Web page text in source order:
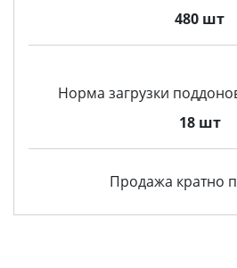
480 шт
Норма загрузки
18 шт
Продажа кратно